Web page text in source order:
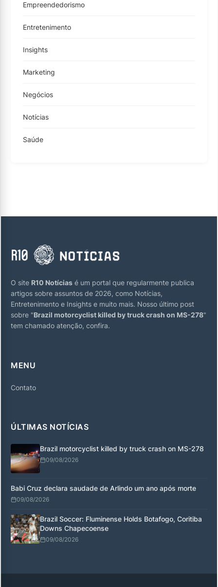
Empreendedorismo
Entretenimento
Insights
Marketing
Negócios
Notícias
Saúde
O site R10 Notícias é um portal que regularmente publica
artigos sobre assuntos de 2026, como Notícias,
Entretenimento e Insights e muito mais. Nosso último post
sobre "Brazil motorcyclist killed by truck crash on MS-278"
tem chamado atenção, confira.
MENU
Contato
ÚLTIMAS NOTÍCIAS
Brazil motorcyclist killed by truck crash on MS-278
09/08/2026
Babi Cruz declara saudade de Arlindo um ano após morte
09/08/2026
Brazil Soccer: Fluminense Holds Botafogo, Coritiba
Downs Chapecoense
09/08/2026